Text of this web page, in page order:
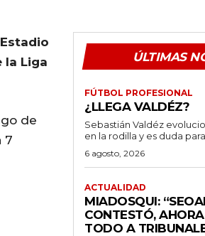
la Liga
de
7
ÚLTIMAS
FÚTBOL PROFESIONAL
¿LLEGA VALDÉZ?
Sebastián Valdéz
en la rodilla y es duda
6 agosto, 2026
ACTUALIDAD
MIADOSQUI:
CONTESTÓ,
TODO A